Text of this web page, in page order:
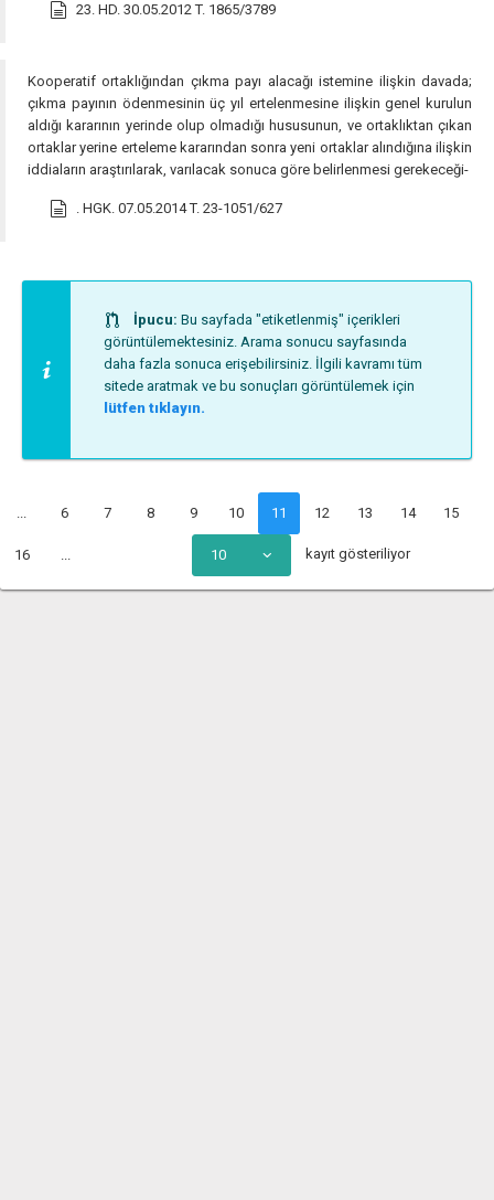
23. HD. 30.05.2012 T. 1865/3789
Kooperatif ortaklığından çıkma payı alacağı istemine ilişkin davada;
çıkma payının ödenmesinin üç yıl ertelenmesine ilişkin genel kurulun
aldığı kararının yerinde olup olmadığı hususunun, ve ortaklıktan çıkan
ortaklar yerine erteleme kararından sonra yeni ortaklar alındığına ilişkin
iddiaların araştırılarak, varılacak sonuca göre belirlenmesi gerekeceği-
. HGK. 07.05.2014 T. 23-1051/627
İpucu: Bu sayfada "etiketlenmiş" içerikleri
görüntülemektesiniz. Arama sonucu sayfasında
daha fazla sonuca erişebilirsiniz. İlgili kavramı tüm
sitede aratmak ve bu sonuçları görüntülemek için
lütfen tıklayın.
... 6 7 8 9 10 11 12 13 14 15
16 ... 10 kayıt gösteriliyor